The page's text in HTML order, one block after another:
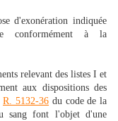
d'exonération indiquée
conformément à la
relevant des listes I et
aux dispositions des
R. 5132-36 du code de la
sang font l'objet d'une